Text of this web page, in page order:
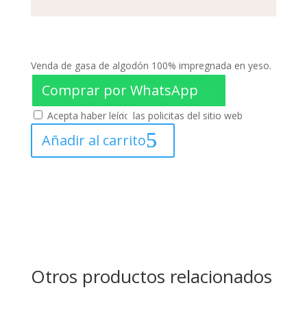
Venda de gasa de algodón 100% impregnada en yeso.
Comprar por WhatsApp
Acepta haber leído las policitas del sitio web
Añadir al carrito
Otros productos relacionados